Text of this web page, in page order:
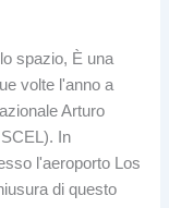
spazio, È una
volte l'anno a
Arturo
In
l'aeroporto Los
di questo